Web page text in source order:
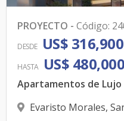
PROYECTO - Código:
DESDE US$ 316,900
HASTA US$ 480,000
Apartamentos de Lujo
Evaristo Morales,